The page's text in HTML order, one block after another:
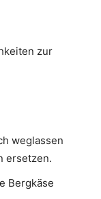
zur
weglassen
ersetzen.
Bergkäse